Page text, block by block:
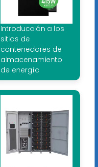
Introducción a los
sitios de
contenedores de
almacenamiento
de energía